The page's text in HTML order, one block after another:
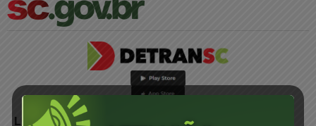
LINKS EXTERNOS